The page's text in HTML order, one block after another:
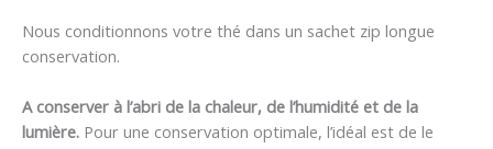
Nous conditionnons votre thé dans un sachet zip longue
conservation.
A conserver à l’abri de la chaleur, de l’humidité et de la
lumière. Pour une conservation optimale, l’idéal est de le